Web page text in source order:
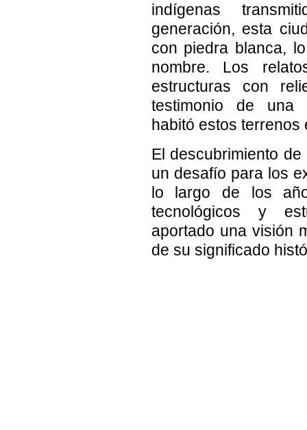
indígenas
generación, esta
con piedra blanca,
nombre. Los
estructuras con
testimonio de una
habitó estos terrenos
El descubrimiento
un desafío para los
lo largo de los
tecnológicos y
aportado una visión
de su significado